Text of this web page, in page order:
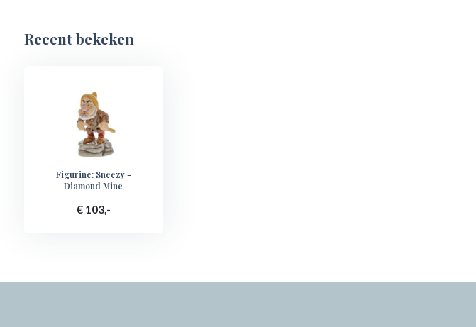
Recent bekeken
Figurine: Sneezy -
Diamond Mine
€ 103,-